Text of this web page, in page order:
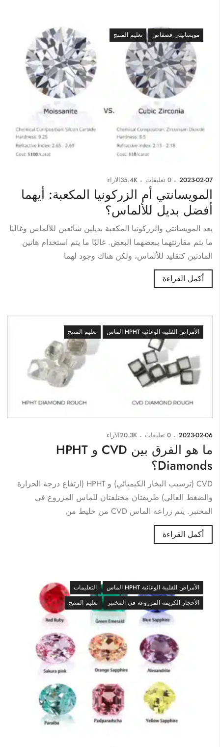
مويسانيتي فضفاض تعليم المنتج
2023-02-07
0 تعليقات 35.4Kالآراء
المويسانتي أم الزركونيا المكعبة: أيهما
أفضل بديل للألماس؟
يعد المويسانتي والزركونيا المكعبة بديلين شائعين للألماس وغالبًا
ما يتم مقارنتهما ببعضهما البعض. غالبًا ما يتم استخدام هاتين
المادتين كتقليد للألماس، ولكن هناك وجود لهما
أكمل القراءة
الأمراض القلبية الوعائية HPHT الماس تعليم المنتج
2023-02-06
0 تعليقات 20.3Kالآراء
ما هو الفرق بين CVD و HPHT
Diamonds؟
CVD (ترسيب البخار الكيميائي) و HPHT (ارتفاع درجة الحرارة
والضغط العالي) طريقتان مختلفتان للماس المزروع في
المختبر. يتم زراعة الماس CVD من خليط من
أكمل القراءة
الأمراض القلبية الوعائية HPHT الماس
التعليمات
الأحجار الكريمة المزروعة في المختبر
تعليم المنتج